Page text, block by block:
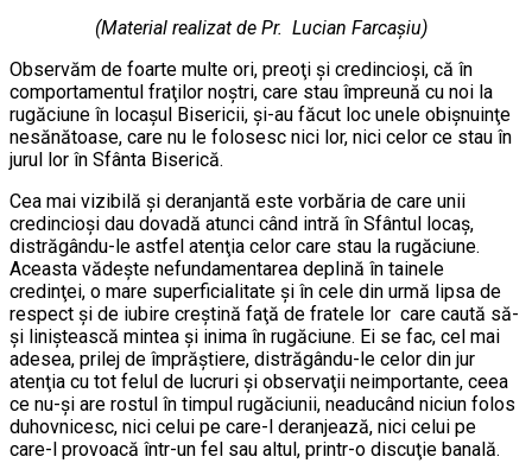
(Material realizat de Pr. Lucian Farcaşiu)
Observăm de foarte multe ori, preoţi şi credincioşi, că în
comportamentul fraţilor noştri, care stau împreună cu noi la
rugăciune în locaşul Bisericii, şi-au făcut loc unele obişnuinţe
nesănătoase, care nu le folosesc nici lor, nici celor ce stau în
jurul lor în Sfânta Biserică.
Cea mai vizibilă şi deranjantă este vorbăria de care unii
credincioşi dau dovadă atunci când intră în Sfântul locaş,
distrăgându-le astfel atenţia celor care stau la rugăciune.
Aceasta vădeşte nefundamentarea deplină în tainele
credinţei, o mare superficialitate şi în cele din urmă lipsa de
respect şi de iubire creştină faţă de fratele lor care caută să-
şi liniştească mintea şi inima în rugăciune. Ei se fac, cel mai
adesea, prilej de împrăştiere, distrăgându-le celor din jur
atenţia cu tot felul de lucruri şi observaţii neimportante, ceea
ce nu-şi are rostul în timpul rugăciunii, neaducând niciun folos
duhovnicesc, nici celui pe care-l deranjează, nici celui pe
care-l provoacă într-un fel sau altul, printr-o discuţie banală.